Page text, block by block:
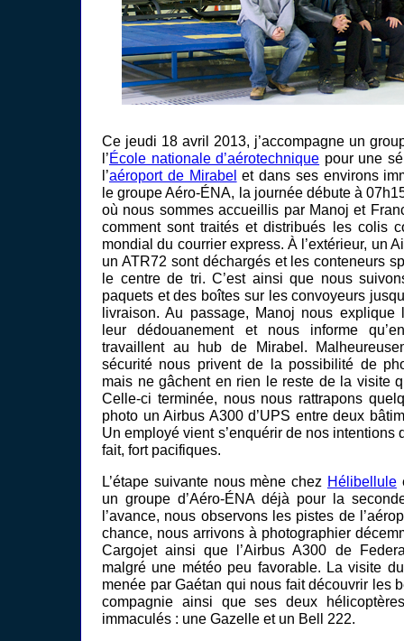
Ce jeudi 18 avril 2013, j’accompagne un
l’École nationale d’aérotechnique pour une
l’aéroport de Mirabel et dans ses environs
le groupe Aéro-ÉNA, la journée débute à
où nous sommes accueillis par Manoj et
comment sont traités et distribués les colis
mondial du courrier express. À l’extérieur, un
un ATR72 sont déchargés et les conteneurs
le centre de tri. C’est ainsi que nous
paquets et des boîtes sur les convoyeurs
livraison. Au passage, Manoj nous explique
leur dédouanement et nous informe
travaillent au hub de Mirabel.
sécurité nous privent de la possibilité de
mais ne gâchent en rien le reste de la visite
Celle-ci terminée, nous nous rattrapons
photo un Airbus A300 d’UPS entre deux
Un employé vient s’enquérir de nos intentions
fait, fort pacifiques.
L’étape suivante nous mène chez Hélibellule
un groupe d’Aéro-ÉNA déjà pour la
l’avance, nous observons les pistes de
chance, nous arrivons à photographier
Cargojet ainsi que l’Airbus A300 de
malgré une météo peu favorable. La visite
menée par Gaétan qui nous fait découvrir les
compagnie ainsi que ses deux
immaculés : une Gazelle et un Bell 222.